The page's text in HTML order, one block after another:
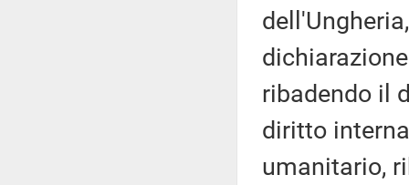
ribadendo il
diritto
umanitario,